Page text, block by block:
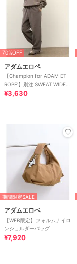
70%OFF
アダムエロペ
【Champion for ADAM ET
ROPE'】別注 SWEAT WIDE
PANTS
¥3,630
期間限定SALE
アダムエロペ
【WEB限定】フォルムナイロ
ンショルダーバッグ
¥7,920